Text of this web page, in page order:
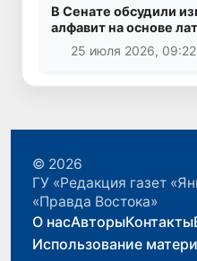
В Сенате обсудили
алфавит на основе
25 июля 2026, 09:22
© 2026
ГУ «Редакция газет
«Правда Востока»
О насАвторыКонтакты
Использование